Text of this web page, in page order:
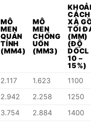
MÔ
MEN
QUÁN
TÍNH
(MM4)
MÔ
MEN
CHỐNG
UỐN
(MM3)
CÁCH
XÀ
TỐI
(MM)
(ĐỘ
DỐCL
10 –
15%)
2.117 1.623
1100
2.942 2.258
1250
3.754 2.884 1400